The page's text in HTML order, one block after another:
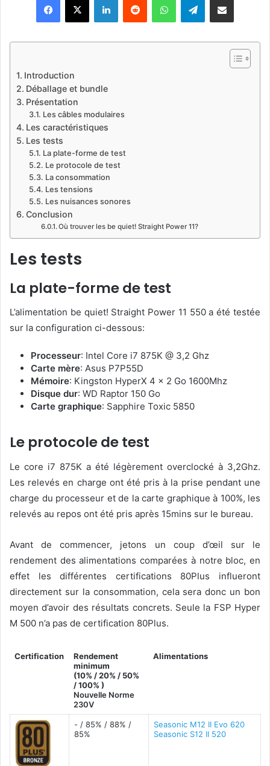
l
X
Introduction
Déballage et bundle
Présentation
Les câbles modulaires
Les caractéristiques
Les tests
La plate-forme de test
Le protocole de test
La consommation
Les tensions
Les nuisances sonores
Conclusion
Où trouver les be quiet! Straight Power 11?
Les tests
La plate-forme de test
L’alimentation be quiet! Straight Power 11 550 a été testée
sur la configuration ci-dessous:
Processeur: Intel Core i7 875K @ 3,2 Ghz
Carte mère: Asus P7P55D
Mémoire: Kingston HyperX 4 x 2 Go 1600Mhz
Disque dur: WD Raptor 150 Go
Carte graphique: Sapphire Toxic 5850
Le protocole de test
Le core i7 875K a été légèrement overclocké à 3,2Ghz.
Les relevés en charge ont été pris à la prise pendant une
charge du processeur et de la carte graphique à 100%, les
relevés au repos ont été pris après 15mins sur le bureau.
Avant de commencer, jetons un coup d’œil sur le
rendement des alimentations comparées à notre bloc, en
effet les différentes certifications 80Plus influeront
directement sur la consommation, cela sera donc un bon
moyen d’avoir des résultats concrets. Seule la FSP Hyper
M 500 n’a pas de certification 80Plus.
Certification
Rendement
minimum
(10% / 20% / 50%
/ 100% )
Nouvelle Norme
230V
Alimentations
- / 85% / 88% /
85%
Seasonic M12 II Evo 620
Seasonic S12 II 520